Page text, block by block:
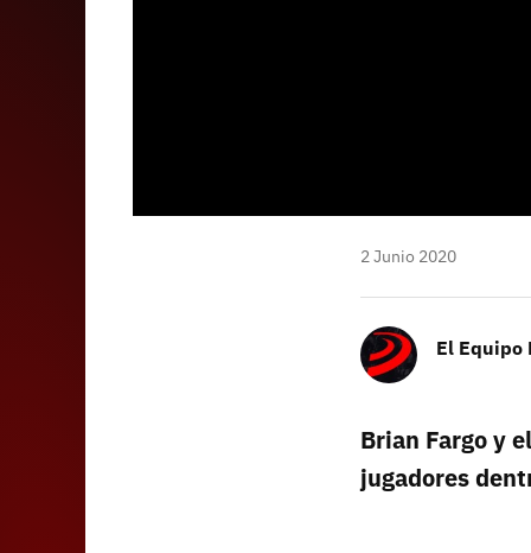
2 Junio 2020
El Equipo
Brian Fargo y
jugadores